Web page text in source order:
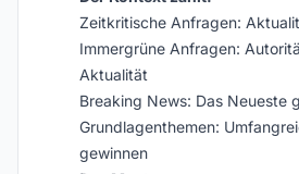
Zeitkritische Anfragen:
Immergrüne Anfragen:
Aktualität
Breaking News: Das Neueste
Grundlagenthemen:
gewinnen